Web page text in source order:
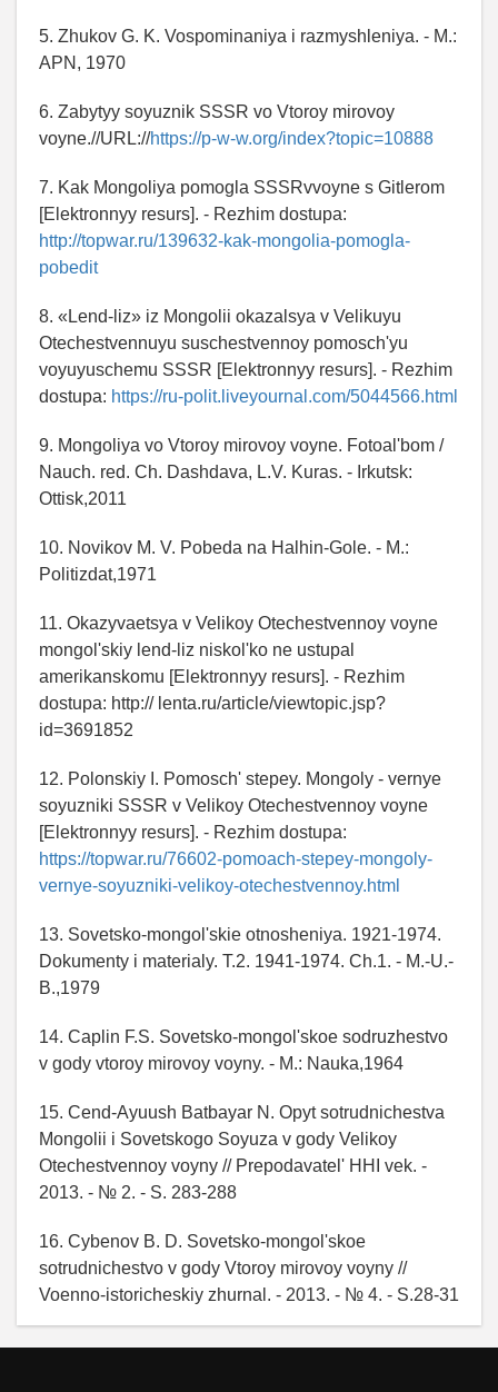
5. Zhukov G. K. Vospominaniya i razmyshleniya. - M.:
APN, 1970
6. Zabytyy soyuznik SSSR vo Vtoroy mirovoy
voyne.//URL://https://p-w-w.org/index?topic=10888
7. Kak Mongoliya pomogla SSSRvvoyne s Gitlerom
[Elektronnyy resurs]. - Rezhim dostupa:
http://topwar.ru/139632-kak-mongolia-pomogla-
pobedit
8. «Lend-liz» iz Mongolii okazalsya v Velikuyu
Otechestvennuyu suschestvennoy pomosch'yu
voyuyuschemu SSSR [Elektronnyy resurs]. - Rezhim
dostupa: https://ru-polit.liveyournal.com/5044566.html
9. Mongoliya vo Vtoroy mirovoy voyne. Fotoal'bom /
Nauch. red. Ch. Dashdava, L.V. Kuras. - Irkutsk:
Ottisk,2011
10. Novikov M. V. Pobeda na Halhin-Gole. - M.:
Politizdat,1971
11. Okazyvaetsya v Velikoy Otechestvennoy voyne
mongol'skiy lend-liz niskol'ko ne ustupal
amerikanskomu [Elektronnyy resurs]. - Rezhim
dostupa: http:// lenta.ru/article/viewtopic.jsp?
id=3691852
12. Polonskiy I. Pomosch' stepey. Mongoly - vernye
soyuzniki SSSR v Velikoy Otechestvennoy voyne
[Elektronnyy resurs]. - Rezhim dostupa:
https://topwar.ru/76602-pomoach-stepey-mongoly-
vernye-soyuzniki-velikoy-otechestvennoy.html
13. Sovetsko-mongol'skie otnosheniya. 1921-1974.
Dokumenty i materialy. T.2. 1941-1974. Ch.1. - M.-U.-
B.,1979
14. Caplin F.S. Sovetsko-mongol'skoe sodruzhestvo
v gody vtoroy mirovoy voyny. - M.: Nauka,1964
15. Cend-Ayuush Batbayar N. Opyt sotrudnichestva
Mongolii i Sovetskogo Soyuza v gody Velikoy
Otechestvennoy voyny // Prepodavatel' HHI vek. -
2013. - № 2. - S. 283-288
16. Cybenov B. D. Sovetsko-mongol'skoe
sotrudnichestvo v gody Vtoroy mirovoy voyny //
Voenno-istoricheskiy zhurnal. - 2013. - № 4. - S.28-31